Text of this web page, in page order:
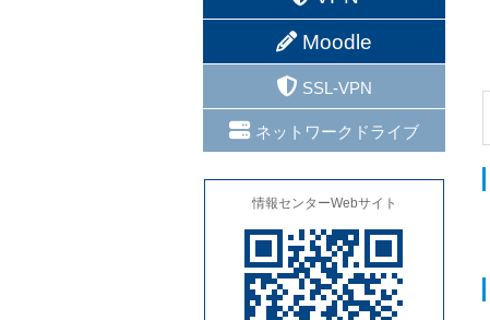
Moodle
SSL-VPN
ネットワークドライブ
情報センターWebサイト